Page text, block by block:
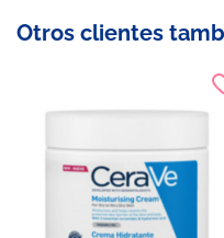
Otros clientes